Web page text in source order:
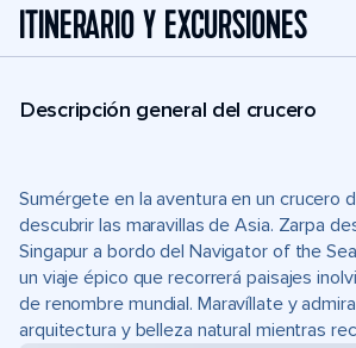
ITINERARIO Y EXCURSIONES
Descripción general del crucero
Sumérgete en la aventura en un crucero
descubrir las maravillas de Asia. Zarpa
Singapur a bordo del Navigator of the
un viaje épico que recorrerá paisajes
de renombre mundial. Maravíllate y
arquitectura y belleza natural mientras